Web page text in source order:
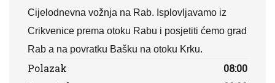
Cijelodnevna vožnja na Rab. Isplovljavamo iz
Crikvenice prema otoku Rabu i posjetiti ćemo grad
Rab a na povratku Bašku na otoku Krku.
Polazak
08:00